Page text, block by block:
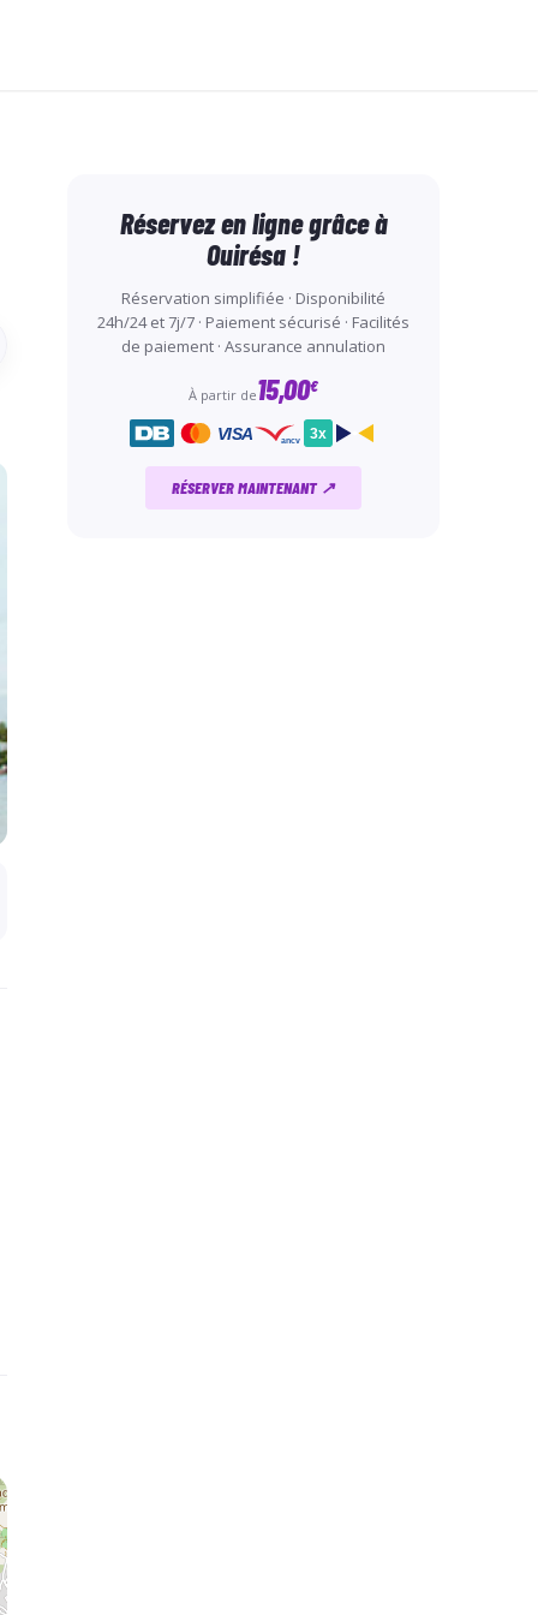
Réservez en ligne grâce à
Ouirésa !
Réservation simplifiée · Disponibilité
24h/24 et 7j/7 · Paiement sécurisé · Facilités
de paiement · Assurance annulation
À partir de15,00€
VISA ancv 3x
RÉSERVER MAINTENANT ↗